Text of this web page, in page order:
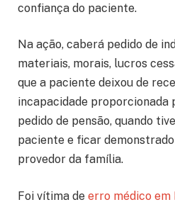
confiança do paciente.
Na ação, caberá pedido de
materiais, morais, lucros
que a paciente deixou de
incapacidade proporcionada
pedido de pensão, quando
paciente e ficar
provedor da família.
Foi vítima de erro médico em